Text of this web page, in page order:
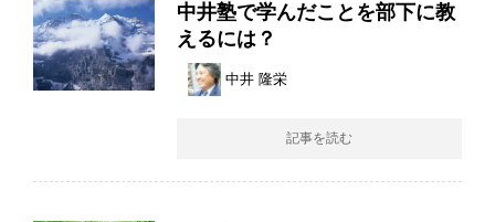
中井塾で学んだことを部下に教
えるには？
中井 隆栄
記事を読む